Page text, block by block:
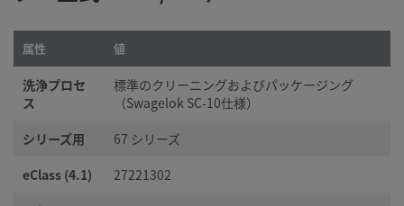
属性 値
洗浄プロセ
ス
標準のクリーニングおよびパッケージング
（Swagelok SC-10仕様）
シリーズ用
67 シリーズ
eClass (4.1)
27221302